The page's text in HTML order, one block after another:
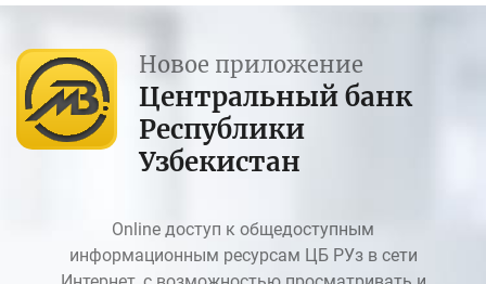
Новое приложение
Центральный банк
Республики
Узбекистан
Online доступ к общедоступным
информационным ресурсам ЦБ РУз в сети